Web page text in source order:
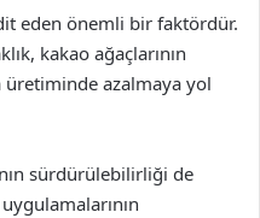
eden önemli bir faktördür.
kakao ağaçlarının
azalmaya yol
sürdürülebilirliği de